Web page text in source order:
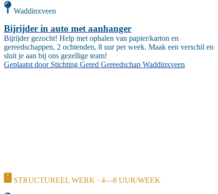
Waddinxveen
Bijrijder in auto met aanhanger
Bijrijder gezocht! Help met ophalen van papier/karton en
gereedschappen, 2 ochtenden, 8 uur per week. Maak een verschil en
sluit je aan bij ons gezellige team!
Geplaatst door Stichting Gered Gereedschap Waddinxveen
STRUCTUREEL WERK · 4—8 UUR/WEEK